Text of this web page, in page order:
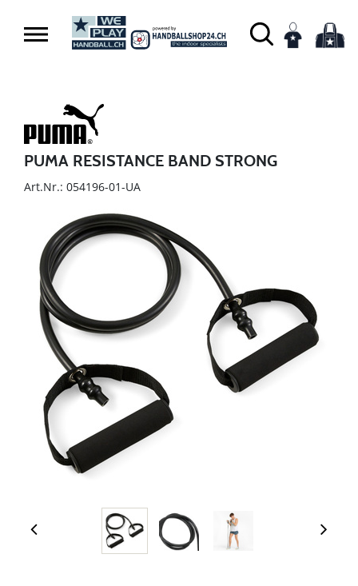
PUMA RESISTANCE BAND STRONG
Art.Nr.: 054196-01-UA